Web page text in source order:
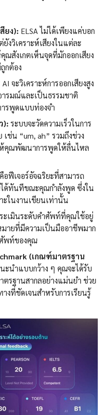
ยง): ELSA ไม่ได้เพียงแค่บอก
งวิเคราะห์เสียงในแต่ละ
ณสังเกตเห็นจุดที่มักออกเสียง
กต้อง
AI จะวิเคราะห์การออกเสียงสูง
รมณ์และเป็นธรรมชาติ
รพูดแบบท่องจำ
): ระบบจะวัดความเร็วในการ
ช่น “um, ah” รวมถึงช่วง
คุณพัฒนาการพูดให้ลื่นไหล
อฟีเจอร์อัจฉริยะที่สามารถ
ได้ทันทีขณะคุณกำลังพูด ซึ่งใน
ะในงานเขียนเท่านั้น
ะเมินระดับคำศัพท์ที่คุณใช้อยู่
ายที่มีความเป็นมืออาชีพมาก
พท์ของคุณ
(เกณฑ์มาตรฐาน
ะนำแบบกว้าง ๆ คุณจะได้รับ
รฐานสากลอย่างแม่นยำ ช่วย
ที่ชัดเจนสำหรับการเรียนรู้